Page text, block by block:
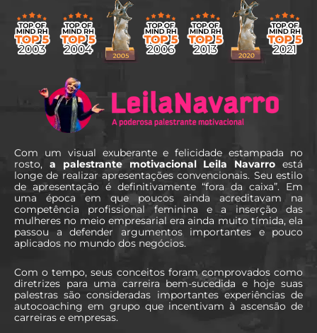
Com um visual exuberante e felicidade estampada no
rosto, a palestrante motivacional Leila Navarro está
longe de realizar apresentações convencionais. Seu estilo
de apresentação é definitivamente “fora da caixa”. Em
uma época em que poucos ainda acreditavam na
competência profissional feminina e a inserção das
mulheres no meio empresarial era ainda muito tímida, ela
passou a defender argumentos importantes e pouco
aplicados no mundo dos negócios.
Com o tempo, seus conceitos foram comprovados como
diretrizes para uma carreira bem-sucedida e hoje suas
palestras são consideradas importantes experiências de
autocoaching em grupo que incentivam à ascensão de
carreiras e empresas.